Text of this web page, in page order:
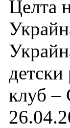
Целта
клуб –